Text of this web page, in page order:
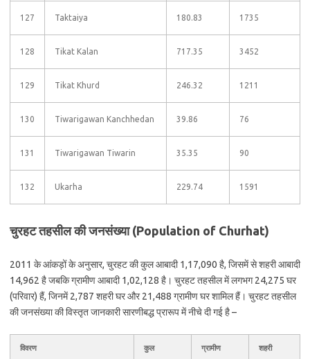
127 Taktaiya 180.83 1735
128 Tikat Kalan 717.35 3452
129 Tikat Khurd 246.32 1211
130 Tiwarigawan Kanchhedan 39.86 76
131 Tiwarigawan Tiwarin 35.35 90
132 Ukarha 229.74 1591
चुरहट तहसील की जनसंख्या (Population of Churhat)
2011 के आंकड़ों के अनुसार, चुरहट की कुल आबादी 1,17,090 है, जिसमें से शहरी आबादी
14,962 है जबकि ग्रामीण आबादी 1,02,128 है। चुरहट तहसील में लगभग 24,275 घर
(परिवार) हैं, जिनमें 2,787 शहरी घर और 21,488 ग्रामीण घर शामिल हैं। चुरहट तहसील
की जनसंख्या की विस्तृत जानकारी सारणीबद्ध प्रारूप में नीचे दी गई है –
विवरण कुल ग्रामीण शहरी